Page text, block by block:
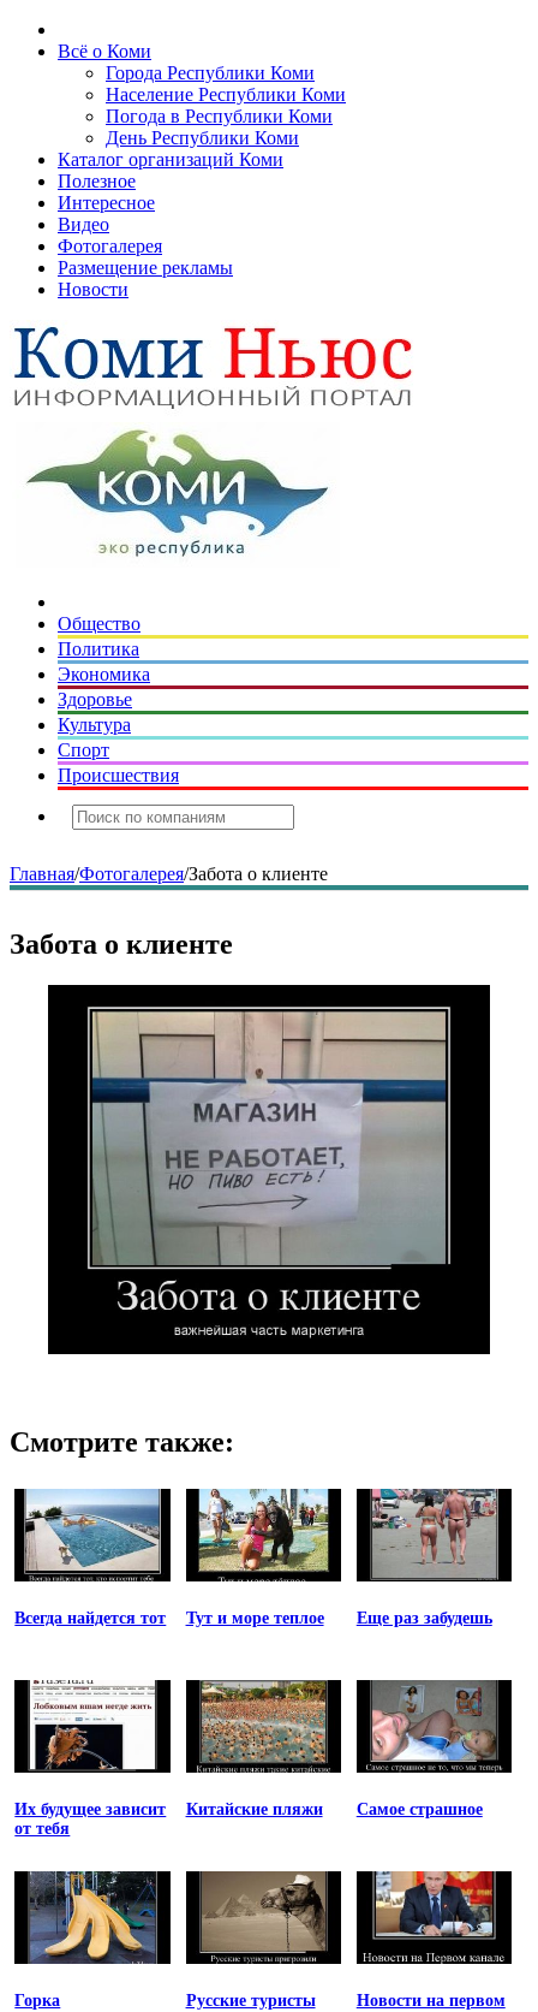
Всё о Коми
Города Республики Коми
Население Республики Коми
Погода в Республики Коми
День Республики Коми
Каталог организаций Коми
Полезное
Интересное
Видео
Фотогалерея
Размещение рекламы
Новости
Общество
Политика
Экономика
Здоровье
Культура
Спорт
Происшествия
Главная/Фотогалерея/Забота о клиенте
Забота о клиенте
Смотрите также:
Всегда найдется тот Тут и море теплое Еще раз забудешь
Их будущее зависит
от тебя
Китайские пляжи Самое страшное
Горка
Русские туристы
Новости на первом